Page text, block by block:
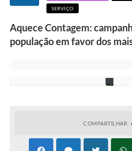
SERVIÇO
Aquece Contagem:
população em favor dos
m
o
s
COMPARTILHAR